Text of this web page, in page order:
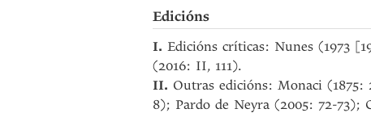
Edicións
I. Edicións críticas: Nunes (1973
(2016: II, 111).
II. Outras edicións: Monaci
8); Pardo de Neyra (2005: 72-73);